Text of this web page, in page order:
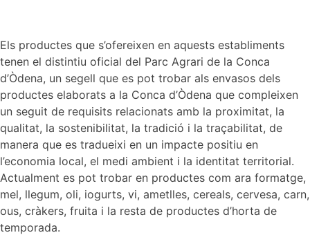
Els productes que s’ofereixen en aquests establiments
tenen el distintiu oficial del Parc Agrari de la Conca
d’Òdena, un segell que es pot trobar als envasos dels
productes elaborats a la Conca d’Òdena que compleixen
un seguit de requisits relacionats amb la proximitat, la
qualitat, la sostenibilitat, la tradició i la traçabilitat, de
manera que es tradueixi en un impacte positiu en
l’economia local, el medi ambient i la identitat territorial.
Actualment es pot trobar en productes com ara formatge,
mel, llegum, oli, iogurts, vi, ametlles, cereals, cervesa, carn,
ous, cràkers, fruita i la resta de productes d’horta de
temporada.